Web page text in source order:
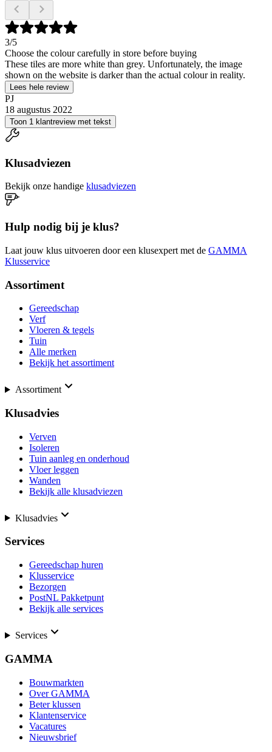
3/5
Choose the colour carefully in store before buying
These tiles are more white than grey. Unfortunately, the image
shown on the website is darker than the actual colour in reality.
Lees hele review
PJ
18 augustus 2022
Toon 1 klantreview met tekst
Klusadviezen
Bekijk onze handige klusadviezen
Hulp nodig bij je klus?
Laat jouw klus uitvoeren door een klusexpert met de GAMMA
Klusservice
Assortiment
Gereedschap
Verf
Vloeren & tegels
Tuin
Alle merken
Bekijk het assortiment
Assortiment
Klusadvies
Verven
Isoleren
Tuin aanleg en onderhoud
Vloer leggen
Wanden
Bekijk alle klusadviezen
Klusadvies
Services
Gereedschap huren
Klusservice
Bezorgen
PostNL Pakketpunt
Bekijk alle services
Services
GAMMA
Bouwmarkten
Over GAMMA
Beter klussen
Klantenservice
Vacatures
Nieuwsbrief